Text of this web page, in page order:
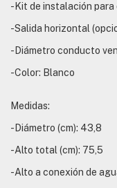
-Kit de instalación para
-Salida horizontal
-Diámetro conducto
-Color: Blanco
Medidas:
-Diámetro (cm): 43,8
-Alto total (cm): 75,5
-Alto a conexión de